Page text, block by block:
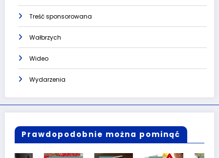
Treść sponsorowana
Wałbrzych
Wideo
Wydarzenia
Prawdopodobnie można pominąć